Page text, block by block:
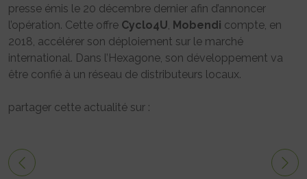
presse émis le 20 décembre dernier afin d’annoncer
l’opération. Cette offre Cyclo4U, Mobendi compte, en
2018, accélérer son déploiement sur le marché
international. Dans l’Hexagone, son développement va
être confié à un réseau de distributeurs locaux.
partager cette actualité sur :